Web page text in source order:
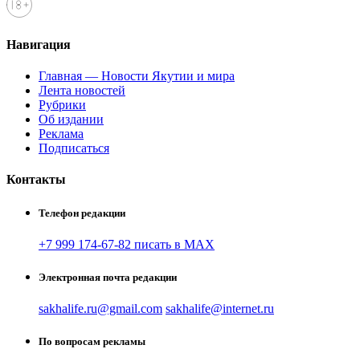
Навигация
Главная — Новости Якутии и мира
Лента новостей
Рубрики
Об издании
Реклама
Подписаться
Контакты
Телефон редакции
+7 999 174-67-82 писать в MAX
Электронная почта редакции
sakhalife.ru@gmail.com sakhalife@internet.ru
По вопросам рекламы